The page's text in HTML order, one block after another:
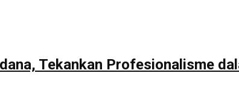
Tekankan Profesionalisme